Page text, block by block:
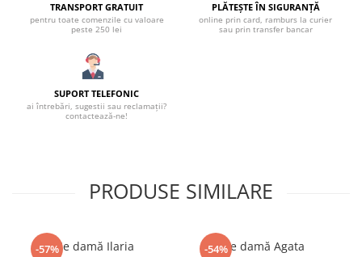
TRANSPORT GRATUIT
pentru toate comenzile cu valoare
peste 250 lei
PLĂTEȘTE ÎN SIGURANȚĂ
online prin card, ramburs la curier
sau prin transfer bancar
SUPORT TELEFONIC
ai întrebări, sugestii sau reclamații?
contactează-ne!
PRODUSE SIMILARE
-57%Ie damă Ilaria
-54%Ie damă Agata